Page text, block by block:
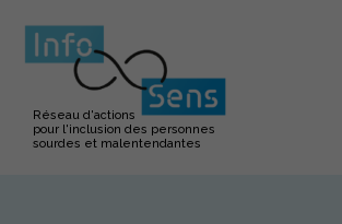
Réseau d'actions
pour l'inclusion des personnes
sourdes et malentendantes